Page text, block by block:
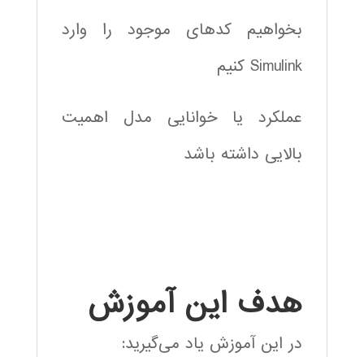
بخواهیم کدهای موجود را وارد
Simulink کنیم
عملکرد یا خوانایی مدل اهمیت
بالایی داشته باشد
هدف این آموزش
در این آموزش یاد می‌گیرید: